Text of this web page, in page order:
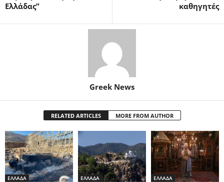
Ελλάδας”
καθηγητές
Greek News
RELATED ARTICLES MORE FROM AUTHOR
ΕΛΛΑΔΑ ΕΛΛΑΔΑ ΕΛΛΑΔΑ